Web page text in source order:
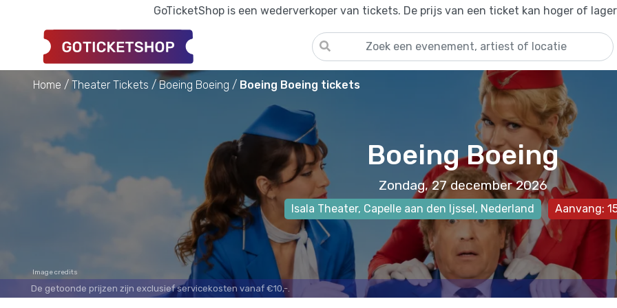
GoTicketShop is een wederverkoper van tickets. De prijs van een ticket kan hoger of
Home Theater Tickets Boeing Boeing Boeing Boeing tickets
Boeing Boeing
Zondag, 27 december 2026
Isala Theater, Capelle aan den Ijssel, Nederland Aanvang:
Image credits
De getoonde prijzen zijn exclusief servicekosten vanaf €10,-.